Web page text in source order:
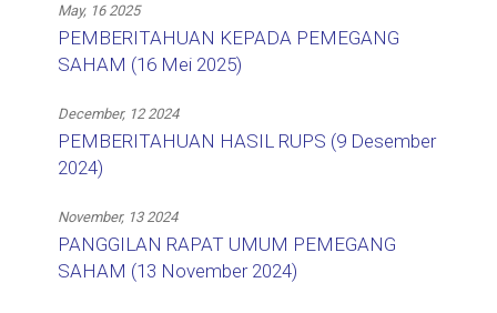
May, 16 2025
PEMBERITAHUAN KEPADA PEMEGANG
SAHAM (16 Mei 2025)
December, 12 2024
PEMBERITAHUAN HASIL RUPS (9 Desember
2024)
November, 13 2024
PANGGILAN RAPAT UMUM PEMEGANG
SAHAM (13 November 2024)